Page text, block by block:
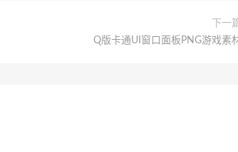
下一
Q版卡通UI窗口面板PNG游戏素